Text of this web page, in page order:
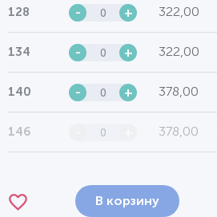
128 - + 322,00
134 - + 322,00
140 - + 378,00
146 378,00
В корзину